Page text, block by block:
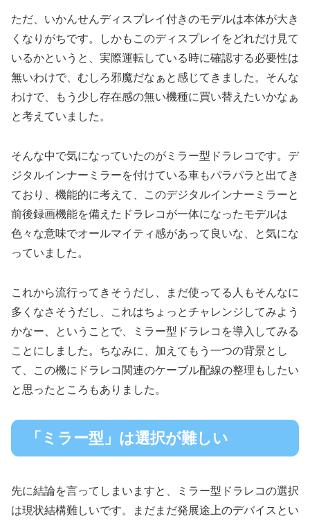
ただ、いかんせんディスプレイ付きのモデルは本体が大き
くなりがちです。しかもこのディスプレイをどれだけ見て
いるかというと、実際運転している時に確認する必要性は
無いわけで、むしろ邪魔だなぁと感じてきました。そんな
わけで、もう少し存在感の無い機種に買い替えたいかなぁ
と考えていました。
そんな中で気になっていたのがミラー型ドラレコです。デ
ジタルインナーミラーを付けている車もパラパラと出てき
ており、機能的に考えて、このデジタルインナーミラーと
前後録画機能を備えたドラレコが一体になったモデルは
色々な意味でオールマイティ感があって良いな、と気にな
っていました。
これから流行ってきそうだし、まだ使ってる人もそんなに
多くなさそうだし、これはちょっとチャレンジしてみよう
かなー、ということで、ミラー型ドラレコを導入してみる
ことにしました。ちなみに、加えてもう一つの背景とし
て、この機にドラレコ関連のケーブル配線の整理もしたい
と思ったところもありました。
「ミラー型」は選択が難しい
先に結論を言ってしまいますと、ミラー型ドラレコの選択
は現状結構難しいです。まだまだ発展途上のデバイスとい